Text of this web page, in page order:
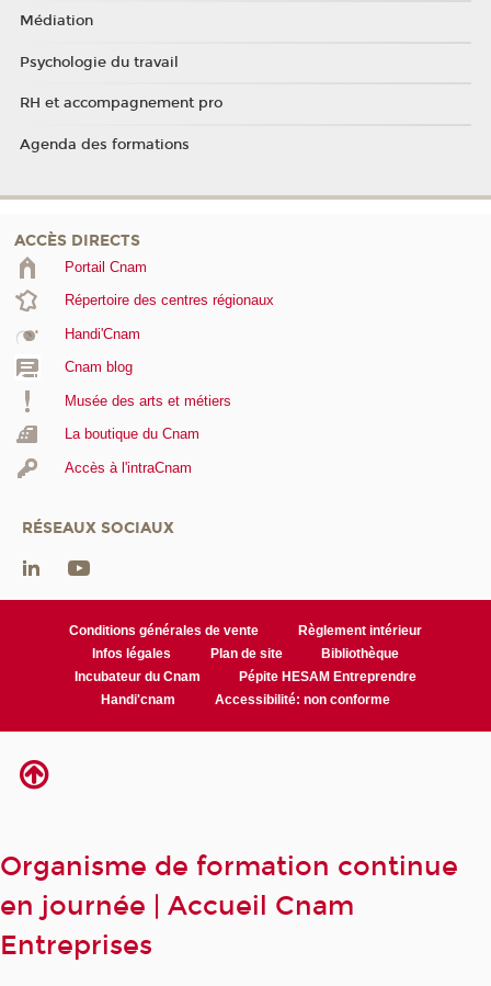
Médiation
Psychologie du travail
RH et accompagnement pro
Agenda des formations
ACCÈS DIRECTS
Portail Cnam
Répertoire des centres régionaux
Handi'Cnam
Cnam blog
Musée des arts et métiers
La boutique du Cnam
Accès à l'intraCnam
RÉSEAUX SOCIAUX
Conditions générales de vente
Règlement intérieur
Infos légales
Plan de site
Bibliothèque
Incubateur du Cnam
Pépite HESAM Entreprendre
Handi'cnam
Accessibilité: non conforme
Organisme de formation continue
en journée | Accueil Cnam
Entreprises